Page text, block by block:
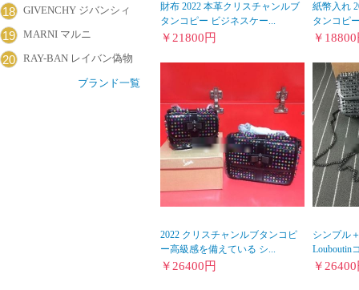
18 GIVENCHY ジバンシィ
19 MARNI マルニ
20 RAY-BAN レイバン偽物
ブランド一覧
財布 2022 本革クリスチャンルブ
タンコピー ビジネスケー...
￥ 21800円
紙幣入れ
タンコピ
￥ 18800
2022 クリスチャンルブタンコピ
ー高級感を備えている シ...
￥ 26400円
シンプル
Louboutin
￥ 26400